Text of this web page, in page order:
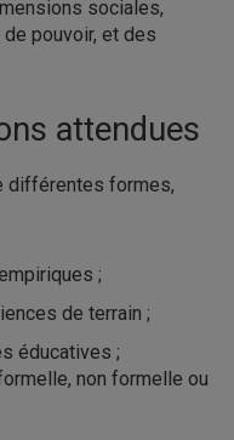
sociales,
pouvoir, et des
attendues
différentes formes,
;
de terrain ;
éducatives ;
non formelle ou